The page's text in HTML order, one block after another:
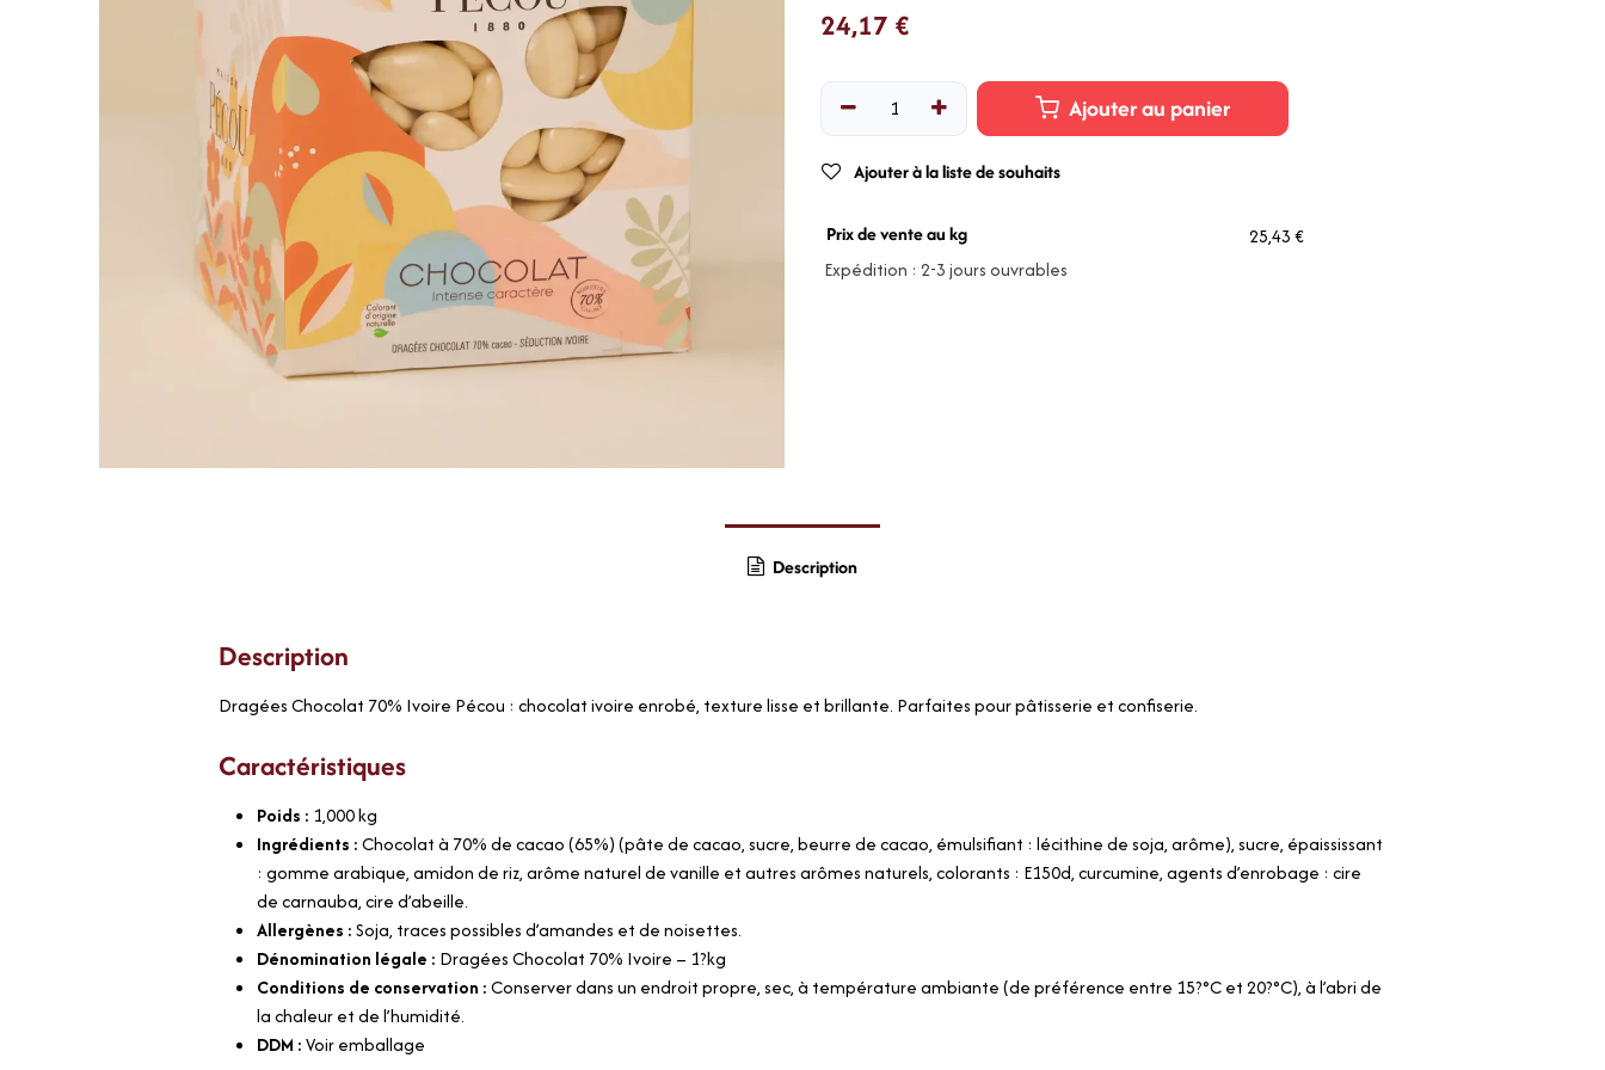
24,17 €
Ajouter au panier
Ajouter à la liste de souhaits
Prix de vente au kg
25,43 €
Expédition : 2-3 jours ouvrables
Description
Description
Dragées Chocolat 70% Ivoire Pécou : chocolat ivoire enrobé, texture lisse et brillante. Parfaites pour pâtisserie et confiserie.
Caractéristiques
Poids : 1,000kg
Ingrédients :Chocolat à 70% de cacao (65%) (pâte de cacao, sucre, beurre de cacao, émulsifiant : lécithine de soja, arôme), sucre, épaississant
: gomme arabique, amidon de riz, arôme naturel de vanille et autres arômes naturels, colorants : E150d, curcumine, agents d’enrobage : cire
de carnauba, cire d’abeille.
Allergènes :Soja, traces possibles d’amandes et de noisettes.
Dénomination légale : Dragées Chocolat 70% Ivoire – 1?kg
Conditions de conservation :Conserver dans un endroit propre, sec, à température ambiante (de préférence entre 15?°C et 20?°C), à l’abri de
la chaleur et de l’humidité.
DDM :Voir emballage